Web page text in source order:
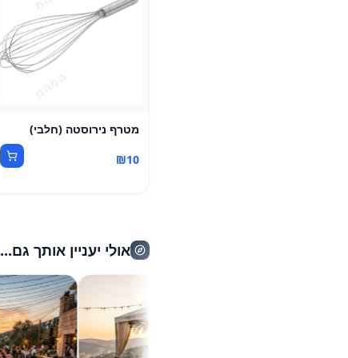
מטרף נירוסטה (חלבי)
₪10
אולי יעניין אותך גם...